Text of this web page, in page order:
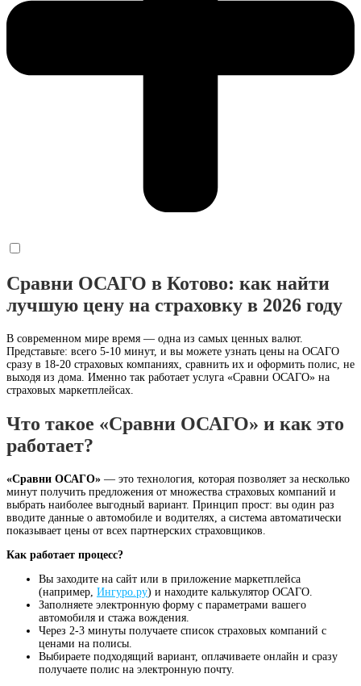
Сравни ОСАГО в Котово: как найти
лучшую цену на страховку в 2026 году
В современном мире время — одна из самых ценных валют.
Представьте: всего 5-10 минут, и вы можете узнать цены на ОСАГО
сразу в 18-20 страховых компаниях, сравнить их и оформить полис, не
выходя из дома. Именно так работает услуга «Сравни ОСАГО» на
страховых маркетплейсах.
Что такое «Сравни ОСАГО» и как это
работает?
«Сравни ОСАГО» — это технология, которая позволяет за несколько
минут получить предложения от множества страховых компаний и
выбрать наиболее выгодный вариант. Принцип прост: вы один раз
вводите данные о автомобиле и водителях, а система автоматически
показывает цены от всех партнерских страховщиков.
Как работает процесс?
Вы заходите на сайт или в приложение маркетплейса
(например, Ингуро.ру) и находите калькулятор ОСАГО.
Заполняете электронную форму с параметрами вашего
автомобиля и стажа вождения.
Через 2-3 минуты получаете список страховых компаний с
ценами на полисы.
Выбираете подходящий вариант, оплачиваете онлайн и сразу
получаете полис на электронную почту.